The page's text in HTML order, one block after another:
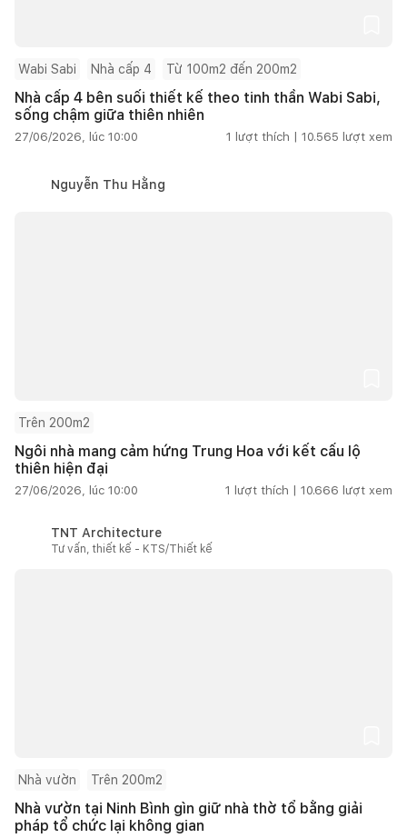
Wabi Sabi Nhà cấp 4 Từ 100m2 đến 200m2
Nhà cấp 4 bên suối thiết kế theo tinh thần Wabi Sabi,
sống chậm giữa thiên nhiên
27/06/2026, lúc 10:00 1 lượt thích | 10.565 lượt xem
Nguyễn Thu Hằng
Trên 200m2
Ngôi nhà mang cảm hứng Trung Hoa với kết cấu lộ
thiên hiện đại
27/06/2026, lúc 10:00 1 lượt thích | 10.666 lượt xem
TNT Architecture
Tư vấn, thiết kế - KTS/Thiết kế
Nhà vườn Trên 200m2
Nhà vườn tại Ninh Bình gìn giữ nhà thờ tổ bằng giải
pháp tổ chức lại không gian